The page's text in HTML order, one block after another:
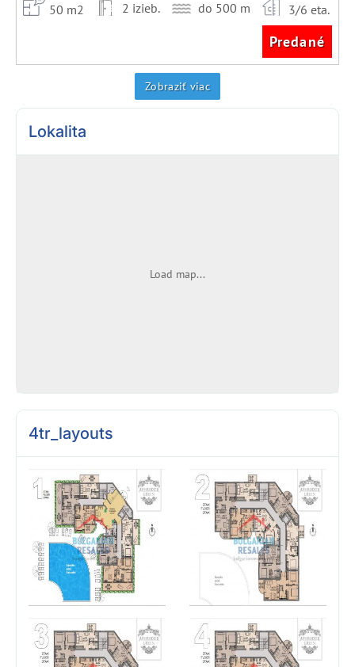
50 m2 2 izieb. do 500 m 3/6 eta.
Predané
Zobraziť viac
Lokalita
Load map...
4tr_layouts